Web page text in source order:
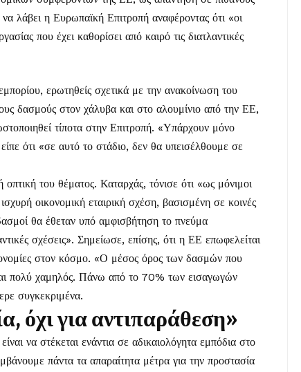
λάβει η Ευρωπαϊκή Επιτροπή αναφέροντας ότι «οι
που έχει καθορίσει από καιρό τις διατλαντικές
ερωτηθείς σχετικά με την ανακοίνωση του
δασμούς στον χάλυβα και στο αλουμίνιο από την ΕΕ,
τίποτα στην Επιτροπή. «Υπάρχουν μόνο
ότι «σε αυτό το στάδιο, δεν θα υπεισέλθουμε σε
του θέματος. Καταρχάς, τόνισε ότι «ως μόνιμοι
οικονομική εταιρική σχέση, βασισμένη σε κοινές
θα έθεταν υπό αμφισβήτηση το πνεύμα
σχέσεις». Σημείωσε, επίσης, ότι η ΕΕ επωφελείται
στον κόσμο. «Ο μέσος όρος των δασμών που
πολύ χαμηλός. Πάνω από το 70% των εισαγωγών
συγκεκριμένα.
όχι για αντιπαράθεση»
να στέκεται ενάντια σε αδικαιολόγητα εμπόδια στο
πάντα τα απαραίτητα μέτρα για την προστασία